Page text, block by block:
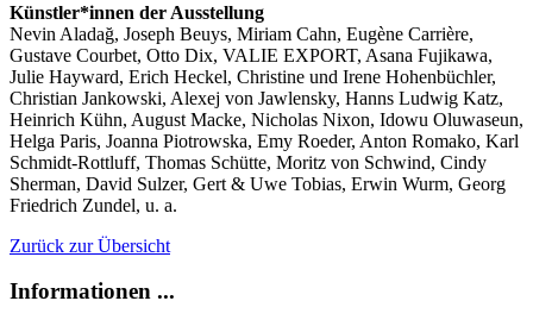
Künstler*innen der Ausstellung
Nevin Aladağ, Joseph Beuys, Miriam Cahn, Eugène Carrière,
Gustave Courbet, Otto Dix, VALIE EXPORT, Asana Fujikawa,
Julie Hayward, Erich Heckel, Christine und Irene Hohenbüchler,
Christian Jankowski, Alexej von Jawlensky, Hanns Ludwig Katz,
Heinrich Kühn, August Macke, Nicholas Nixon, Idowu Oluwaseun,
Helga Paris, Joanna Piotrowska, Emy Roeder, Anton Romako, Karl
Schmidt-Rottluff, Thomas Schütte, Moritz von Schwind, Cindy
Sherman, David Sulzer, Gert & Uwe Tobias, Erwin Wurm, Georg
Friedrich Zundel, u. a.
Zurück zur Übersicht
Informationen ...